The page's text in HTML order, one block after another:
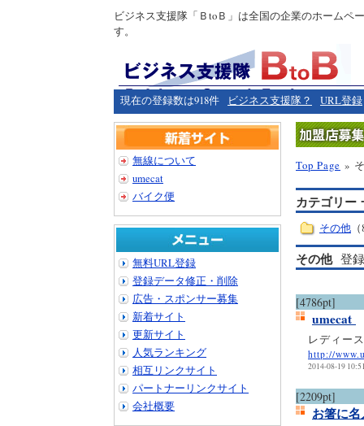
ビジネス支援隊「ＢtoＢ」は全国の企業のホームペ
す。
現在の登録数は918件 ビジネス支援隊？ URL登録
Top Page »
カテゴリー
その他
その他登録
[4786pt]
umecat
レディー
http://
2014-08-19
[2209pt]
お箸に
無線について
umecat
バイク便
無料URL登録
登録データ修正・削除
広告・スポンサー募集
新着サイト
更新サイト
人気ランキング
相互リンクサイト
パートナーリンクサイト
会社概要